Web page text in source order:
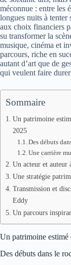
méconnue : entre les
longues nuits à tenter
aux choix financiers
su transformer la
musique, cinéma et
parcours, riche en
autant d’art que de
qui veulent faire
Sommaire
Un patrimoine
2025
Des débuts
Une carrière
Un acteur et auteur
Une stratégie
Transmission et
Eddy
Un parcours
Un patrimoine estimé
Des débuts dans le